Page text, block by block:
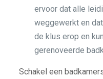
ervoor dat alle
weggewerkt en
de klus erop en
gerenoveerde
Schakel een